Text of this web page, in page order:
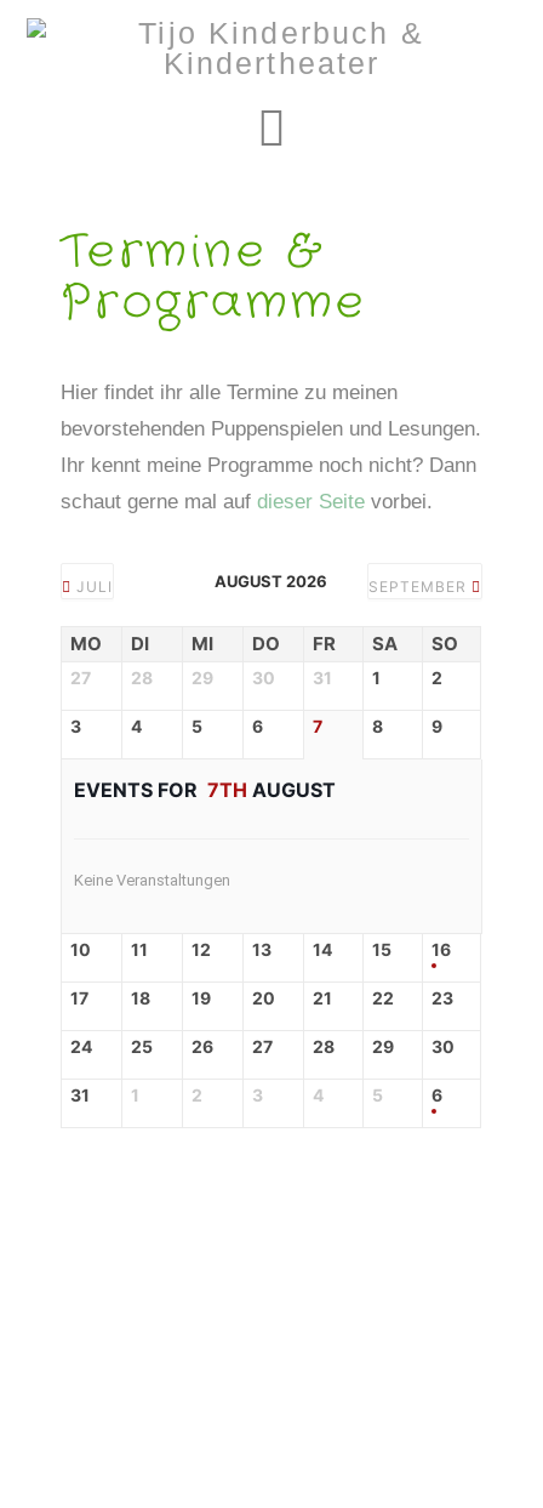
Termine &
Programme
Hier findet ihr alle Termine zu meinen
bevorstehenden Puppenspielen und Lesungen.
Ihr kennt meine Programme noch nicht? Dann
schaut gerne mal aufdieser Seite vorbei.
JULI AUGUST 2026 SEPTEMBER
MO DI MI DO FR SA SO
27 28 29 30 31 1 2
3 4 5 6 7 8 9
EVENTS FOR 7TH AUGUST
Keine Veranstaltungen
10 11 12 13 14 15 16
17 18 19 20 21 22 23
24 25 26 27 28 29 30
31 1 2 3 4 5 6